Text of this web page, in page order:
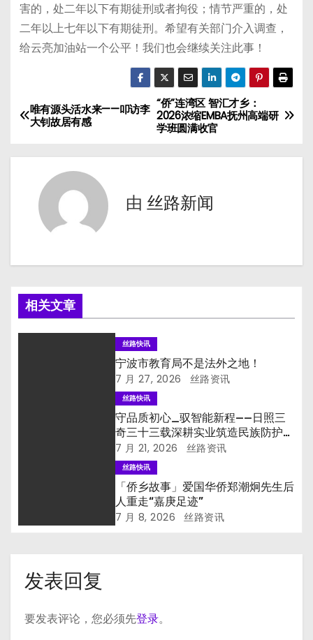
害的，处二年以下有期徒刑或者拘役；情节严重的，处
二年以上七年以下有期徒刑。希望有关部门介入调查，
给云亮加油站一个公平！我们也会继续关注此事！
文
航
“侨”连湾区 智汇才乡：
2026浓缩EMBA抚州高端研
学班圆满收官
唯有源头活水来——叩访李
大钊故居有感
由 丝路新闻
相关文章
丝路快讯
宁波市教育局不是法外之地！
7 月 27, 2026 丝路资讯
丝路快讯
守品质初心_驭智能新程——日照三
奇三十三载深耕实业筑造民族防护品
牌
7 月 21, 2026 丝路资讯
丝路快讯
「侨乡故事」爱国华侨郑潮炯先生后
人重走“嘉庚足迹”
7 月 8, 2026 丝路资讯
发表回复
要发表评论，您必须先登录。